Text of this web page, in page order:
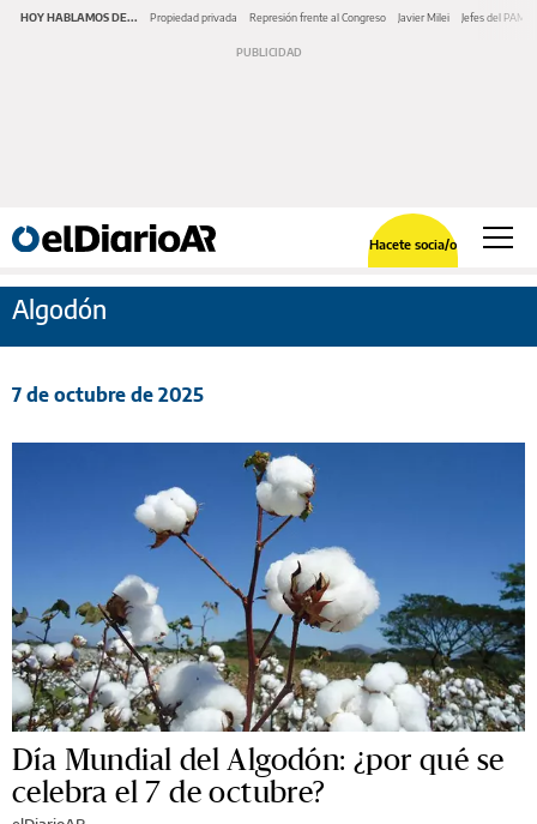
HOY HABLAMOS DE... Propiedad privada Represión frente al Congreso Javier Milei Jefes del PAMI
Hacete socia/o
Algodón
7 de octubre de 2025
Día Mundial del Algodón: ¿por qué se
celebra el 7 de octubre?